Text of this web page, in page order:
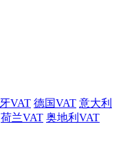
VAT 德国VAT 意大利
荷兰VAT 奥地利VAT